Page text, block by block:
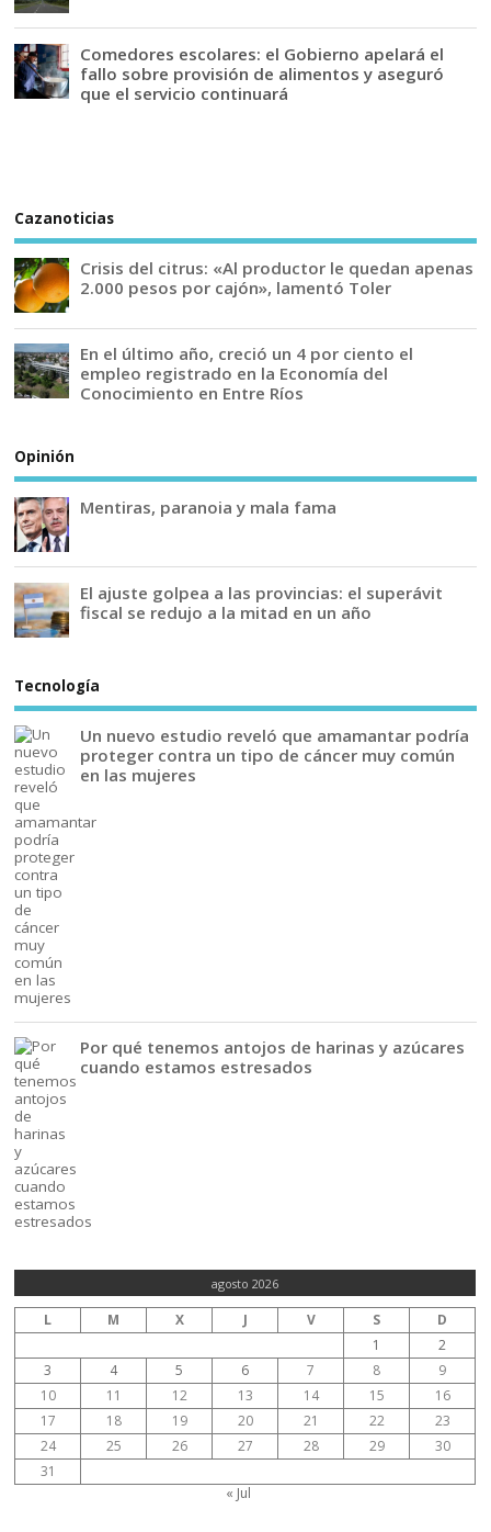
Comedores escolares: el Gobierno apelará el
fallo sobre provisión de alimentos y aseguró
que el servicio continuará
Cazanoticias
Crisis del citrus: «Al productor le quedan apenas
2.000 pesos por cajón», lamentó Toler
En el último año, creció un 4 por ciento el
empleo registrado en la Economía del
Conocimiento en Entre Ríos
Opinión
Mentiras, paranoia y mala fama
El ajuste golpea a las provincias: el superávit
fiscal se redujo a la mitad en un año
Tecnología
Un nuevo estudio reveló que amamantar podría
proteger contra un tipo de cáncer muy común
en las mujeres
Por qué tenemos antojos de harinas y azúcares
cuando estamos estresados
agosto 2026
L M X J V S
D
1
2
3
4 5 6 7 8
9
10
11 12 13 14 15
16
17
18 19 20 21 22
23
24
25 26 27 28 29
30
31
« Jul